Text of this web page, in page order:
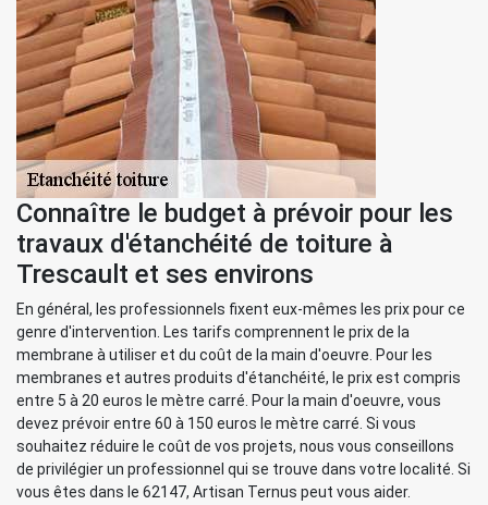
Connaître le budget à prévoir pour les
travaux d'étanchéité de toiture à
Trescault et ses environs
En général, les professionnels fixent eux-mêmes les prix pour ce
genre d'intervention. Les tarifs comprennent le prix de la
membrane à utiliser et du coût de la main d'oeuvre. Pour les
membranes et autres produits d'étanchéité, le prix est compris
entre 5 à 20 euros le mètre carré. Pour la main d'oeuvre, vous
devez prévoir entre 60 à 150 euros le mètre carré. Si vous
souhaitez réduire le coût de vos projets, nous vous conseillons
de privilégier un professionnel qui se trouve dans votre localité. Si
vous êtes dans le 62147, Artisan Ternus peut vous aider.